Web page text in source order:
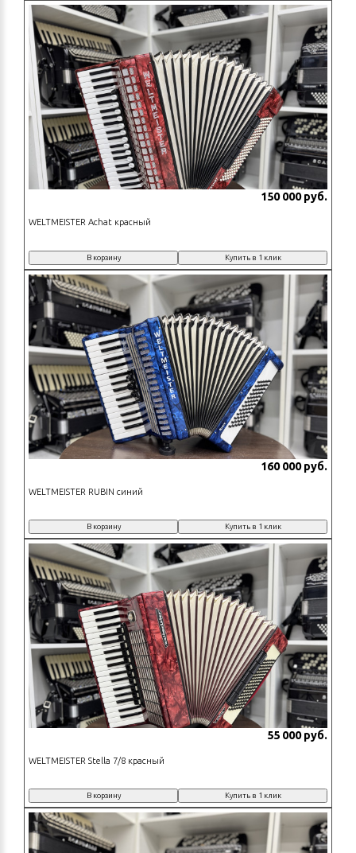
150 000 руб.
WELTMEISTER Achat красный
В корзину Купить в 1 клик
160 000 руб.
WELTMEISTER RUBIN синий
В корзину Купить в 1 клик
55 000 руб.
WELTMEISTER Stella 7/8 красный
В корзину Купить в 1 клик